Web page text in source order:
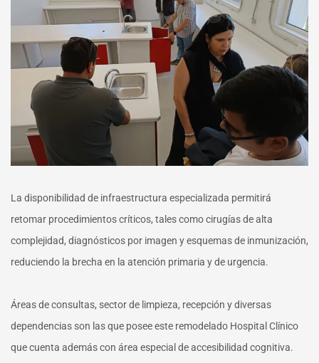
La disponibilidad de infraestructura especializada permitirá
retomar procedimientos críticos, tales como cirugías de alta
complejidad, diagnósticos por imagen y esquemas de inmunización,
reduciendo la brecha en la atención primaria y de urgencia.
Áreas de consultas, sector de limpieza, recepción y diversas
dependencias son las que posee este remodelado Hospital Clínico
que cuenta además con área especial de accesibilidad cognitiva.